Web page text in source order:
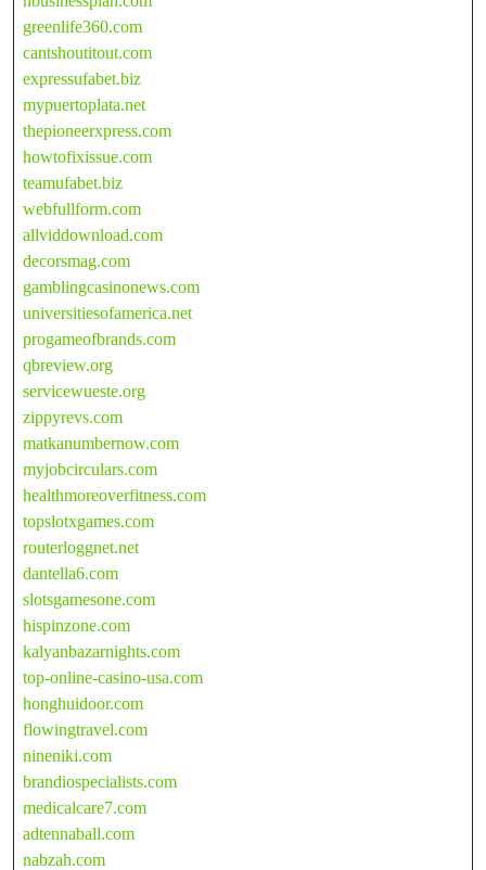
greenlife360.com
cantshoutitout.com
expressufabet.biz
mypuertoplata.net
thepioneerxpress.com
howtofixissue.com
teamufabet.biz
webfullform.com
allviddownload.com
decorsmag.com
gamblingcasinonews.com
universitiesofamerica.net
progameofbrands.com
qbreview.org
servicewueste.org
zippyrevs.com
matkanumbernow.com
myjobcirculars.com
healthmoreoverfitness.com
topslotxgames.com
routerloggnet.net
dantella6.com
slotsgamesone.com
hispinzone.com
kalyanbazarnights.com
top-online-casino-usa.com
honghuidoor.com
flowingtravel.com
nineniki.com
brandiospecialists.com
medicalcare7.com
adtennaball.com
nabzah.com